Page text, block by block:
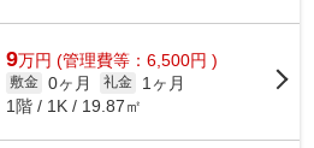
9万円 (管理費等：6,500円 )
敷金 0ヶ月 礼金
1ヶ月
1階 / 1K / 19.87㎡